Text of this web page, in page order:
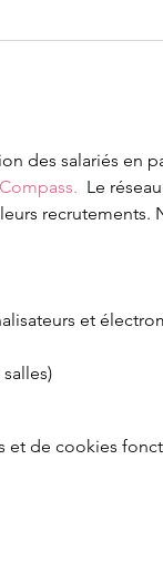
des salariés en
Le
recrutements.
et
et de cookies